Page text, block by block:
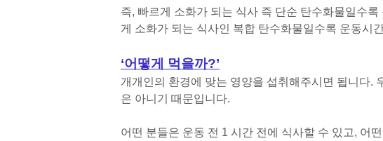
즉, 빠르게 소화가 되는 식사 즉 단순 탄수화물일수
게 소화가 되는 식사인 복합 탄수화물일수록 운동시
‘어떻게 먹을까?’
개개인의 환경에 맞는 영양을 섭취해주시면 됩니다.
은 아니기 때문입니다.
어떤 분들은 운동 전 1 시간 전에 식사할 수 있고, 어